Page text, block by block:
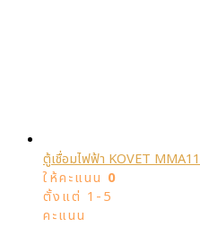
ตู้เชื่อมไฟฟ้า KOVET
ให้คะแนน 0
ตั้งแต่ 1-5
คะแนน